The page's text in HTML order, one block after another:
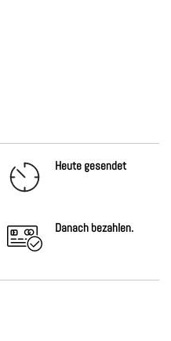
Heute gesendet
Danachbezahlen.